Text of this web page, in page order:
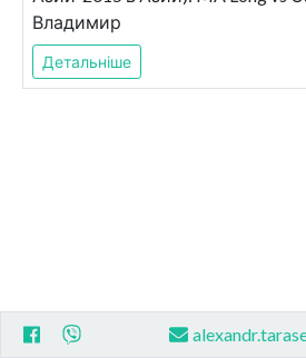
Владимир
Детальніше